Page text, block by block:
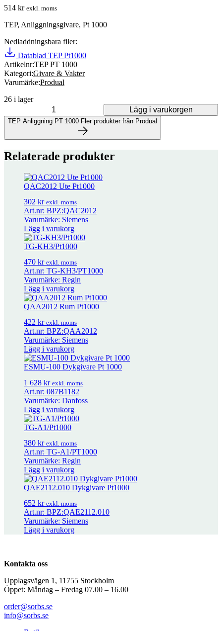
514 kr exkl. moms
TEP, Anliggningsgivare, Pt 1000
Nedladdningsbara filer:
Datablad TEP Pt1000
Artikelnr:TEP PT 1000
Kategori:Givare & Vakter
Varumärke:Produal
26 i lager
TEP Anliggning PT 1000 mängd
Lägg i varukorgen
TEP Anliggning PT 1000 Fler produkter från Produal
Fler produkter från Produal
VA 10 18kr exkl. moms
18 kr exkl. moms
VPEL..-N 4 608kr exkl. moms
VPL 16-N 3 256 kr exkl. moms
TEK Kanal NTC 10 480 kr exkl. moms
TEP Anliggning NTC 10
PS 200 246kr exkl. moms
RTX-RH 1 668kr exkl. moms
PEL 2500-N 2 272kr exkl. moms
Relaterade produkter
QAC2012 Ute Pt1000
302 kr exkl. moms
Art.nr: BPZ:QAC2012
Varumärke: Siemens
Lägg i varukorg
TG-KH3/Pt1000
470 kr exkl. moms
Art.nr: TG-KH3/PT1000
Varumärke: Regin
Lägg i varukorg
QAA2012 Rum Pt1000
422 kr exkl. moms
Art.nr: BPZ:QAA2012
Varumärke: Siemens
Lägg i varukorg
ESMU-100 Dykgivare Pt 1000
1 628 kr exkl. moms
Art.nr: 087B1182
Varumärke: Danfoss
Lägg i varukorg
TG-A1/Pt1000
380 kr exkl. moms
Art.nr: TG-A1/PT1000
Varumärke: Regin
Lägg i varukorg
QAE2112.010 Dykgivare Pt1000
652 kr exkl. moms
Art.nr: BPZ:QAE2112.010
Varumärke: Siemens
Lägg i varukorg
Kontakta oss
Upplagsvägen 1, 11755 Stockholm
Öppet: Måndag – Fredag 07.00 – 16.00
order@sorbs.se
info@sorbs.se